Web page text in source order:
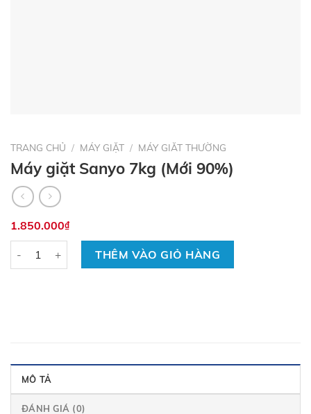
TRANG CHỦ / MÁY GIẶT / MÁY GIĂT THƯỜNG
Máy giặt Sanyo 7kg (Mới 90%)
1.850.000₫
THÊM VÀO GIỎ HÀNG
MÔ TẢ
ĐÁNH GIÁ (0)